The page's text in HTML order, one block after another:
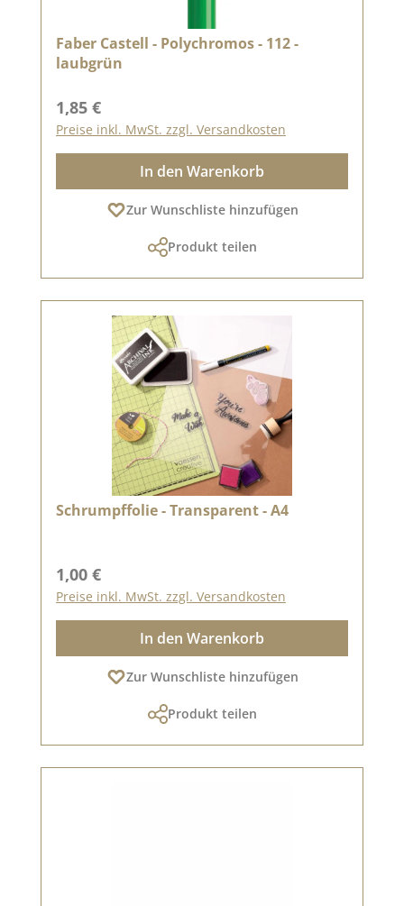
Faber Castell - Polychromos - 112 -
laubgrün
Regulärer Preis:
1,85 €
Preise inkl. MwSt. zzgl. Versandkosten
In den Warenkorb
Zur Wunschliste hinzufügen
Produkt teilen
Schrumpffolie - Transparent - A4
Regulärer Preis:
1,00 €
Preise inkl. MwSt. zzgl. Versandkosten
In den Warenkorb
Zur Wunschliste hinzufügen
Produkt teilen